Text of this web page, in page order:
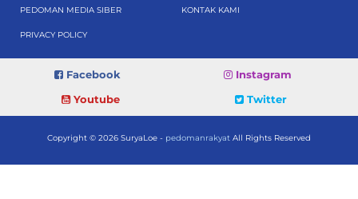
PEDOMAN MEDIA SIBER KONTAK KAMI
PRIVACY POLICY
Facebook
Instagram
Youtube
Twitter
Copyright © 2026 SuryaLoe - pedomanrakyat All Rights Reserved